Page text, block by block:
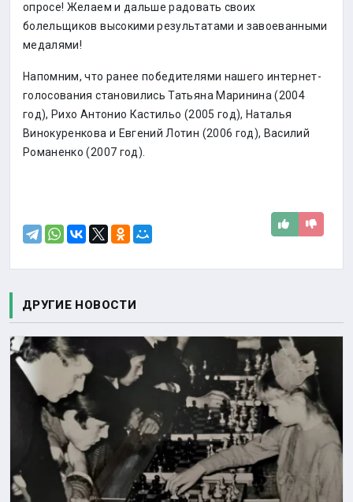
опросе! Желаем и дальше радовать своих
болельщиков высокими результатами и завоеванными
медалями!
Напомним, что ранее победителями нашего интернет-
голосования становились Татьяна Маринина (2004
год), Рихо Антонио Кастильо (2005 год), Наталья
Винокуренкова и Евгений Лотин (2006 год), Василий
Романенко (2007 год).
ДРУГИЕ НОВОСТИ